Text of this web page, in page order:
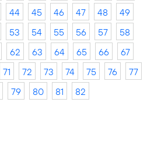
44 45 46 47 48
49
53 54 55 56 57
58
62 63 64 65 66
67
71 72 73 74 75 76
77
79 80 81 82